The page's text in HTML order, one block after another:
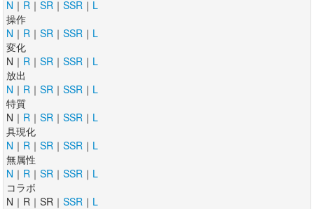
N ｜ R ｜ SR ｜ SSR ｜ L
操作
N ｜ R ｜ SR ｜ SSR ｜ L
変化
N｜ R ｜ SR ｜ SSR ｜ L
放出
N ｜ R ｜ SR ｜ SSR ｜ L
特質
N｜ R ｜ SR ｜ SSR ｜ L
具現化
N ｜ R ｜ SR ｜ SSR ｜ L
無属性
N ｜ R ｜ SR ｜ SSR ｜ L
コラボ
N｜R｜SR｜ SSR ｜ L